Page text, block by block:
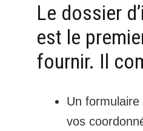
Le dossier
est le
fournir. Il
Un
vos